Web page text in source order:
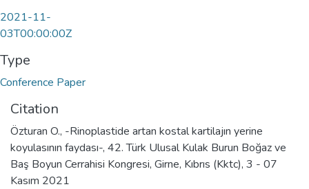
2021-11-
03T00:00:00Z
Type
Conference Paper
Citation
Özturan O., -Rinoplastide artan kostal kartilajın yerine
koyulasının faydası-, 42. Türk Ulusal Kulak Burun Boğaz ve
Baş Boyun Cerrahisi Kongresi, Girne, Kıbrıs (Kktc), 3 - 07
Kasım 2021